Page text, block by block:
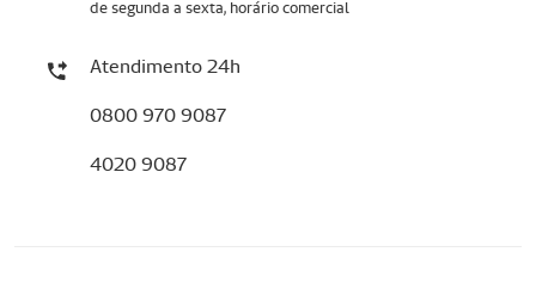
de segunda a sexta, horário comercial
Atendimento 24h
0800 970 9087
4020 9087